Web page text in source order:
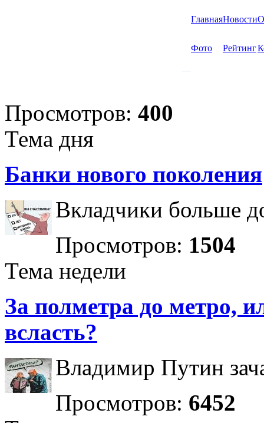
ГлавнаяНовости
Фото Рейтинг
Просмотров: 400
Тема дня
Банки нового поколения
Вкладчики больше
Просмотров: 1504
Тема недели
За полметра до метро,
всласть?
Владимир Путин
Просмотров: 6452